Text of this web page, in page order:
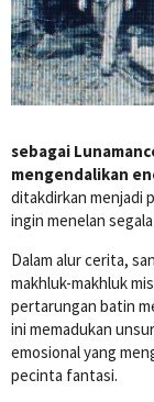
sebagai
mengendalikan
ditakdirkan menjadi
ingin menelan
Dalam alur cerita,
makhluk-makhluk
pertarungan batin
ini memadukan
emosional yang
pecinta fantasi.